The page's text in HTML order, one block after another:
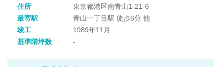
住所
東京都港区南青山1-21-6
最寄駅
青山一丁目駅 徒歩6分 他
竣工
1989年11月
基準階坪数
-